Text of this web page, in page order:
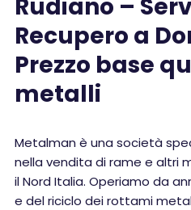
Rudiano –
Recupero a
Prezzo base
metalli
Metalman è una società
nella vendita di rame e altri
il Nord Italia. Operiamo da
e del riciclo dei rottami